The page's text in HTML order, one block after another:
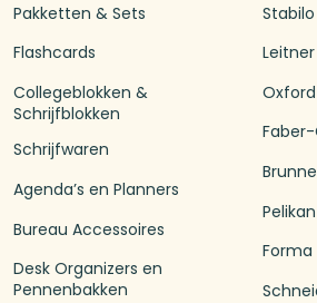
Pakketten & Sets
Flashcards
Collegeblokken &
Schrijfblokken
Schrijfwaren
Agenda’s en Planners
Bureau Accessoires
Desk Organizers en
Pennenbakken
Stabilo
Oxford
Pelikan
Forma